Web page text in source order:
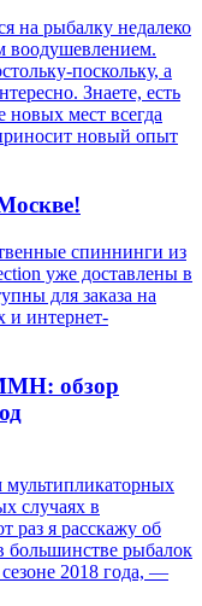
на рыбалку недалеко
воодушевлением.
поскольку, а
Знаете, есть
новых мест всегда
новый опыт
спиннинги из
уже доставлены в
для заказа на
и интернет-
обзор
мультипликаторных
случаях в
раз я расскажу об
рыбалок
2018 года, —